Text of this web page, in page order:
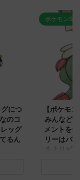
につ
のコ
ッグ
るん
ポケモンSV
【ポケモ
みんなど
メントを
リーはバ
るよりビ